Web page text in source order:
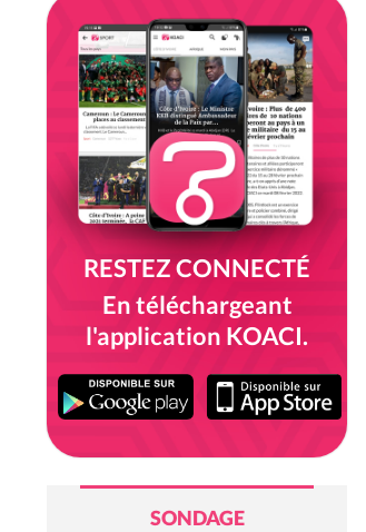
RESTEZ CONNECTÉ
En téléchargeant
l'application KOACI.
SONDAGE